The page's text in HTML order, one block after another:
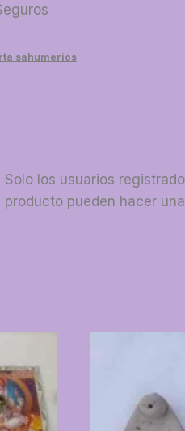
sahumerios
Solo los usuarios
producto pueden hacer